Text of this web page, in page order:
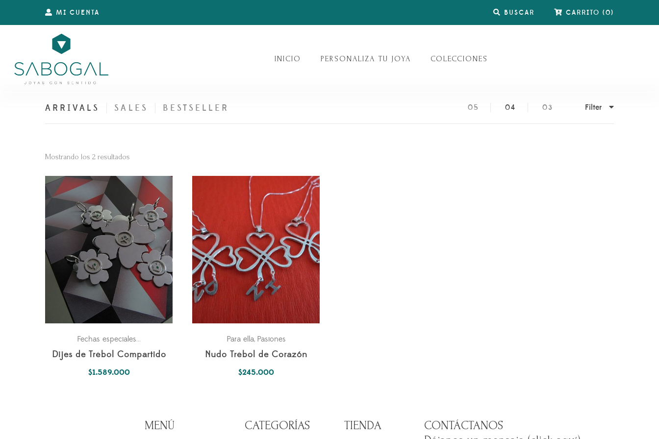
MI CUENTA BUSCAR CARRITO (0)
INICIO PERSONALIZA TU JOYA COLECCIONES
ARRIVALS SALES BESTSELLER 05 04 03 Filter
Mostrando los 2 resultados
últimos
Fechas especiales
,Para ella
Dijes de Trébol Compartido
$1.589.000
Para ella, Pasiones
Nudo Trébol de Corazón
$245.000
MENÚ CATEGORÍAS TIENDA
CONTÁCTANOS